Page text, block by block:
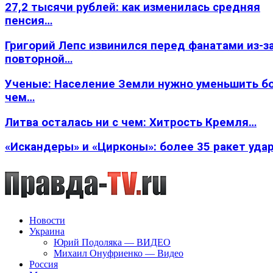
27,2 тысячи рублей: как изменилась средняя
пенсия…
Григорий Лепс извинился перед фанатами из-
повторной…
Ученые: Население Земли нужно уменьшить
чем…
Литва осталась ни с чем: Хитрость Кремля…
«Искандеры» и «Цирконы»: более 35 ракет
Новости
Украина
Юрий Подоляка — ВИДЕО
Михаил Онуфриенко — Видео
Россия